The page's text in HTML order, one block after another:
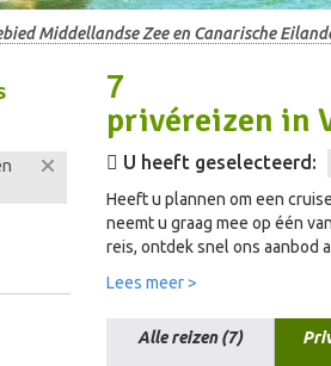
Middellandse Zee en Canarische
7
privéreizen in
U heeft geselecteerd:
Heeft u plannen om een
neemt u graag mee op één
reis, ontdek snel ons aanbod
Lees meer >
Alle reizen (7)